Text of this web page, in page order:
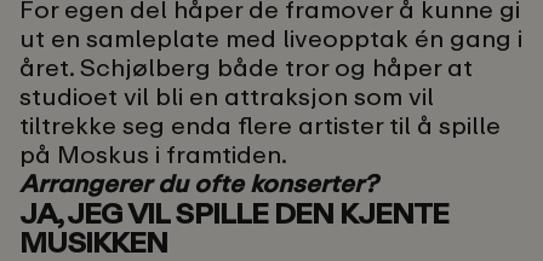
For egen del håper de framover å kunne gi
ut en samleplate med liveopptak én gang i
året. Schjølberg både tror og håper at
studioet vil bli en attraksjon som vil
tiltrekke seg enda flere artister til å spille
på Moskus i framtiden.
Arrangerer du ofte konserter?
JA, JEG VIL SPILLE DEN KJENTE
MUSIKKEN